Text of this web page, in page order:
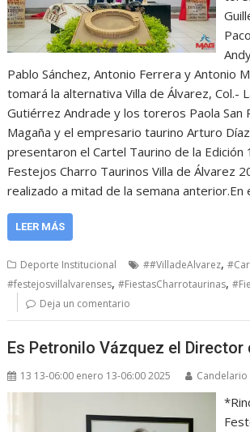
Pablo Sánchez, Antonio Ferrera y Antonio
tomará la alternativa Villa de Álvarez, Col.-
Gutiérrez Andrade y los toreros Paola San
Magaña y el empresario taurino Arturo Díaz
presentaron el Cartel Taurino de la Edición
Festejos Charro Taurinos Villa de Álvarez
realizado a mitad de la semana anterior.En
LEER MÁS
Deporte Institucional ##VilladeAlvarez,
#festejosvillalvarenses,#FiestasCharrotaurinas,
Deja un comentario
Es Petronilo Vázquez el Director
13 13-06:00 enero 13-06:00 2025 Candelario